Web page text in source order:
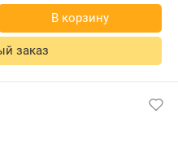
В корзину
заказ